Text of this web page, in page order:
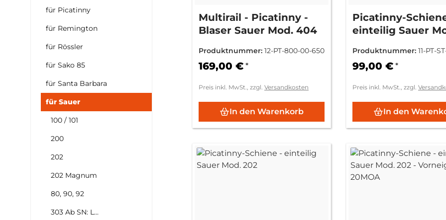
für Picatinny
für Remington
für Rössler
für Sako 85
für Santa Barbara
für Sauer
100 / 101
200
202
202 Magnum
80, 90, 92
303 Ab SN: L...
Multirail - Picatinny -
Blaser Sauer Mod. 404
Produktnummer: 12-PT-800-00-650
169,00 € *
Preis inkl. MwSt., zzgl. Versandkosten
In den Warenkorb
Picatinny-
einteilig Sauer
Produktnummer: 11-PT-
99,00 €*
Preis inkl. MwSt., zzgl.
In den